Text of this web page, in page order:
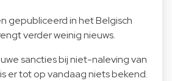
gepubliceerd in het Belgisch
verder weinig nieuws.
sancties bij niet-naleving van
er tot op vandaag niets bekend.